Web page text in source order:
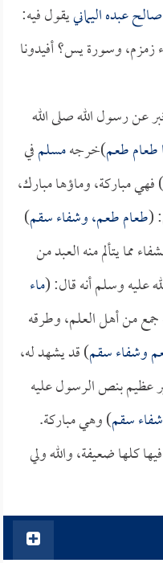
صالح عبده اليمانييقول فيه:
وسورة يس؟ أفيدونا
عن رسول الله صلى الله
طعام طعم)خرجهمسلمفي
) فهي مباركة، وماؤها مبارك،
(طعام طعم، وشفاء سقم)
مما يتألم منه العبد من
عليه وسلم أنه قال: (ماء
من أهل العلم، وطرقه
وشفاء سقم) قد يشهد له،
عظيم بنص الرسول عليه
سقم) وهي مباركة.
كلها ضعيفة، والله ولي